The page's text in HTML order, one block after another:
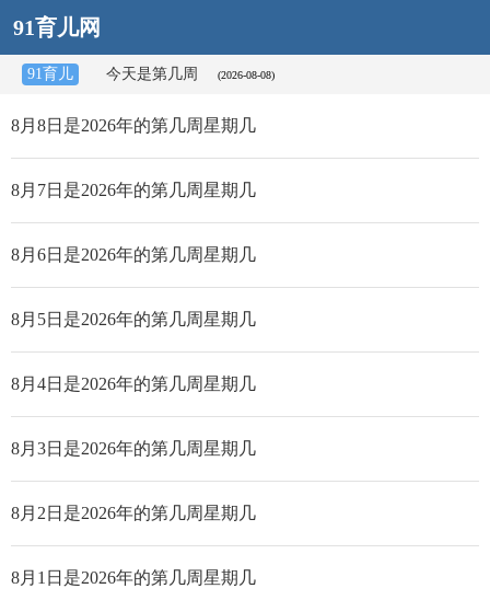
91育儿网
91育儿 今天是第几周 (2026-08-08)
8月8日是2026年的第几周星期几
8月7日是2026年的第几周星期几
8月6日是2026年的第几周星期几
8月5日是2026年的第几周星期几
8月4日是2026年的第几周星期几
8月3日是2026年的第几周星期几
8月2日是2026年的第几周星期几
8月1日是2026年的第几周星期几